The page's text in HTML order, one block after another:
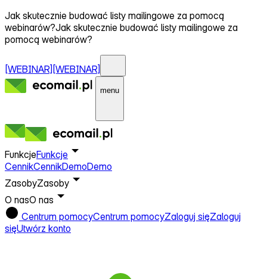
Jak skutecznie budować listy mailingowe za pomocą
webinarów?Jak skutecznie budować listy mailingowe za
pomocą webinarów?
[WEBINAR] [WEBINAR]
menu
FunkcjeFunkcje
CennikCennikDemoDemo
ZasobyZasoby
O nasO nas
Centrum pomocyCentrum pomocyZaloguj sięZaloguj
sięUtwórz konto